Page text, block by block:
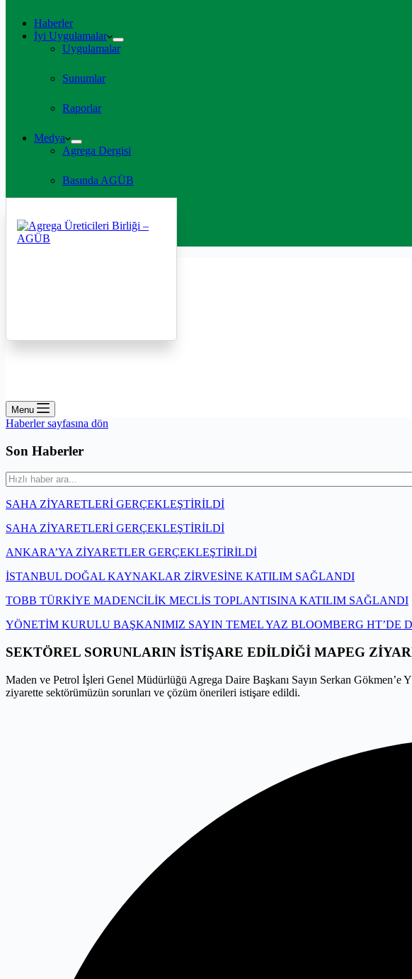
Haberler
İyi Uygulamalar
Uygulamalar
Sunumlar
Raporlar
Medya
Agrega Dergisi
Basında AGÜB
İletişim
Menu
Haberler sayfasına dön
Son Haberler
SAHA ZİYARETLERİ GERÇEKLEŞTİRİLDİ
SAHA ZİYARETLERİ GERÇEKLEŞTİRİLDİ
ANKARA’YA ZİYARETLER GERÇEKLEŞTİRİLDİ
İSTANBUL DOĞAL KAYNAKLAR ZİRVESİNE KATILIM SAĞLANDI
TOBB TÜRKİYE MADENCİLİK MECLİS TOPLANTISINA KATILIM SAĞLANDI
YÖNETİM KURULU BAŞKANIMIZ SAYIN TEMEL YAZ BLOOMBERG HT’DE
SEKTÖREL SORUNLARIN İSTİŞARE EDİLDİĞİ MAPEG
Maden ve Petrol İşleri Genel Müdürlüğü Agrega Daire Başkanı Sayın Serkan Gökmen’e
ziyarette sektörümüzün sorunları ve çözüm önerileri istişare edildi.